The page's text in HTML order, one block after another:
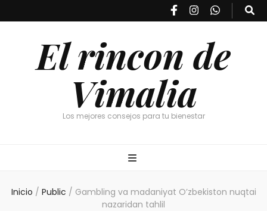
El rincon de
Vimalia
Los mejores consejos para tu bienestar
Inicio / Public / Gambling va madaniyat O’zbekiston nuqtai
nazaridan tahlil